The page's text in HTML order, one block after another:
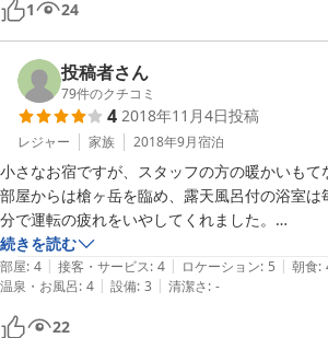
1 24
投稿者さん
79件のクチコミ
4 2018年11月4日投稿
レジャー 家族 2018年9月宿泊
小さなお宿ですが、スタッフの方の暖かいもて
部屋からは槍ヶ岳を臨め、露天風呂付の浴室
分で運転の疲れをいやしてくれました。
部屋にトイレがありませんが、小さなお宿なの
た。
夕食・朝食と美味しく頂き、また来たいお宿で
続きを読む
部屋: 4 | 接客・サービス: 4 | ロケーション: 5 | 朝食:
温泉・お風呂: 4 | 設備: 3 | 清潔さ: -
22